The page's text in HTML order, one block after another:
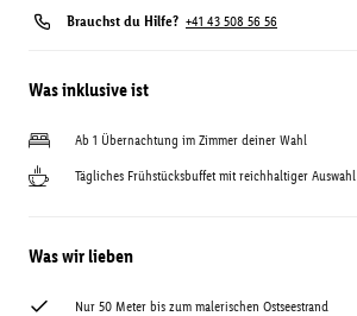
Brauchst du Hilfe? +41 43 508 56 56
Was inklusive ist
Ab 1 Übernachtung im Zimmer deiner Wahl
Tägliches Frühstücksbuffet mit reichhaltiger Auswahl
Was wir lieben
Nur 50 Meter bis zum malerischen Ostseestrand